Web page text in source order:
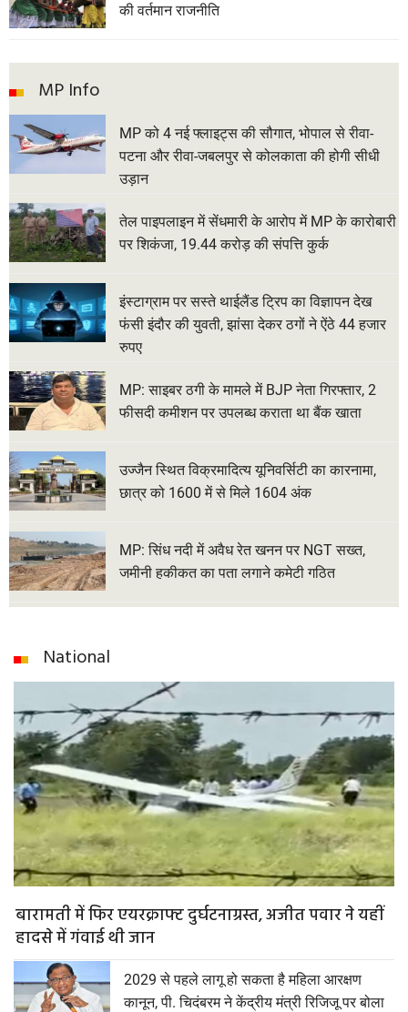
की वर्तमान राजनीति
MP Info
MP को 4 नई फ्लाइट्स की सौगात, भोपाल से रीवा-
पटना और रीवा-जबलपुर से कोलकाता की होगी सीधी
उड़ान
तेल पाइपलाइन में सेंधमारी के आरोप में MP के कारोबारी
पर शिकंजा, 19.44 करोड़ की संपत्ति कुर्क
इंस्टाग्राम पर सस्ते थाईलैंड ट्रिप का विज्ञापन देख
फंसी इंदौर की युवती, झांसा देकर ठगों ने ऐंठे 44 हजार
रुपए
MP: साइबर ठगी के मामले में BJP नेता गिरफ्तार, 2
फीसदी कमीशन पर उपलब्ध कराता था बैंक खाता
उज्जैन स्थित विक्रमादित्य यूनिवर्सिटी का कारनामा,
छात्र को 1600 में से मिले 1604 अंक
MP: सिंध नदी में अवैध रेत खनन पर NGT सख्त,
जमीनी हकीकत का पता लगाने कमेटी गठित
National
बारामती में फिर एयरक्राफ्ट दुर्घटनाग्रस्त, अजीत पवार ने यहीं
हादसे में गंवाई थी जान
2029 से पहले लागू हो सकता है महिला आरक्षण
कानून, पी. चिदंबरम ने केंद्रीय मंत्री रिजिजू पर बोला